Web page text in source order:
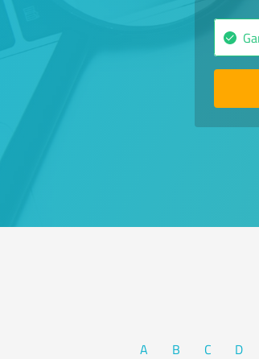
A B C D